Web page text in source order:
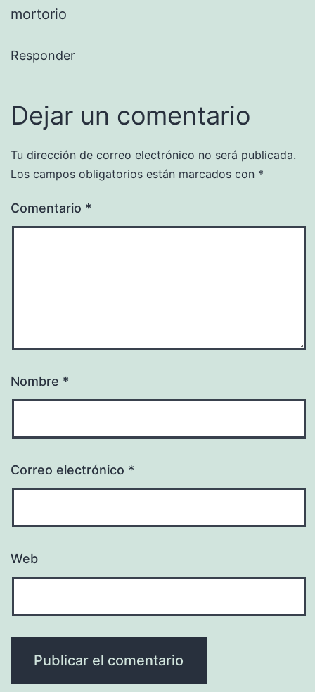
mortorio
Responder
Dejar un comentario
Tu dirección de correo electrónico no será publicada.
Los campos obligatorios están marcados con *
Comentario *
Nombre *
Correo electrónico *
Web